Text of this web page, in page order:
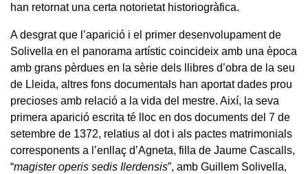
han retornat una certa notorietat historiogràfica.
A desgrat que l’aparició i el primer desenvolupament de
Solivella en el panorama artístic coincideix amb una època
amb grans pèrdues en la sèrie dels llibres d’obra de la seu
de Lleida, altres fons documentals han aportat dades prou
precioses amb relació a la vida del mestre. Així, la seva
primera aparició escrita té lloc en dos documents del 7 de
setembre de 1372, relatius al dot i als pactes matrimonials
corresponents a l’enllaç d’Agneta, filla de Jaume Cascalls,
“magister operis sedis Ilerdensis”, amb Guillem Solivella,